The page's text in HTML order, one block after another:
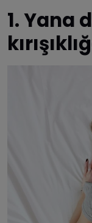
1. Yana